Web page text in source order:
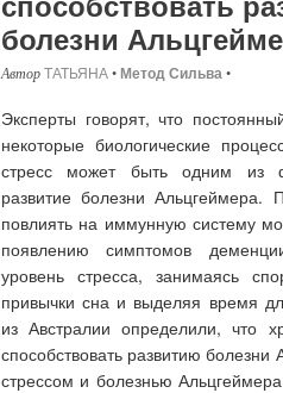
болезни
ТАТЬЯНА•Метод Сильва•
Эксперты говорят, что
некоторые биологические
стресс может быть одним из
развитие болезни Альцгеймера.
повлиять на иммунную систему
появлению симптомов
уровень стресса, занимаясь
привычки сна и выделяя время
из Австралии определили, что
способствовать развитию
стрессом и болезнью